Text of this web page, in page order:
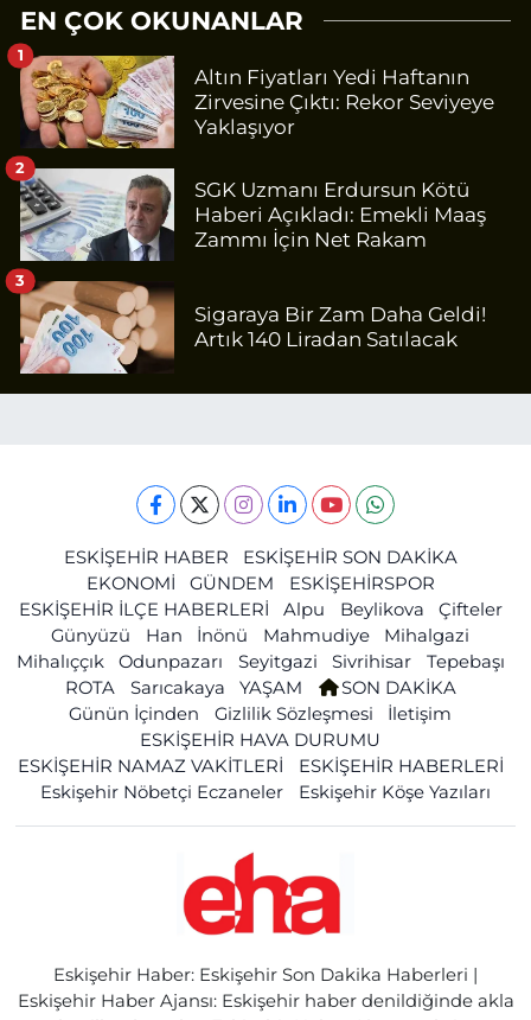
EN ÇOK OKUNANLAR
Altın Fiyatları Yedi Haftanın
Zirvesine Çıktı: Rekor Seviyeye
Yaklaşıyor
1
SGK Uzmanı Erdursun Kötü
Haberi Açıkladı: Emekli Maaş
Zammı İçin Net Rakam
2
Sigaraya Bir Zam Daha Geldi!
Artık 140 Liradan Satılacak
3
ESKİŞEHİR HABER
ESKİŞEHİR SON DAKİKA
EKONOMİ
GÜNDEM
ESKİŞEHİRSPOR
ESKİŞEHİR İLÇE HABERLERİ
Alpu Beylikova
Çifteler
Günyüzü
Han İnönü Mahmudiye
Mihalgazi
Mihalıççık
Odunpazarı Seyitgazi Sivrihisar
Tepebaşı
ROTA
Sarıcakaya YAŞAM
SON DAKİKA
Günün İçinden
Gizlilik Sözleşmesi
İletişim
ESKİŞEHİR HAVA DURUMU
ESKİŞEHİR NAMAZ VAKİTLERİ
ESKİŞEHİR HABERLERİ
Eskişehir Nöbetçi Eczaneler
Eskişehir Köşe Yazıları
Eskişehir Haber: Eskişehir Son Dakika Haberleri |
Eskişehir Haber Ajansı: Eskişehir haber denildiğinde akla